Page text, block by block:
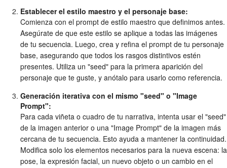
Establecer el estilo maestro y el personaje base:
Comienza con el prompt de estilo maestro que definimos antes.
Asegúrate de que este estilo se aplique a todas las imágenes
de tu secuencia. Luego, crea y refina el prompt de tu personaje
base, asegurando que todos los rasgos distintivos estén
presentes. Utiliza un "seed" para la primera aparición del
personaje que te guste, y anótalo para usarlo como referencia.
Generación iterativa con el mismo "seed" o "Image
Prompt":
Para cada viñeta o cuadro de tu narrativa, intenta usar el "seed"
de la imagen anterior o una "Image Prompt" de la imagen más
cercana de tu secuencia. Esto ayuda a mantener la continuidad.
Modifica solo los elementos necesarios para la nueva escena: la
pose, la expresión facial, un nuevo objeto o un cambio en el